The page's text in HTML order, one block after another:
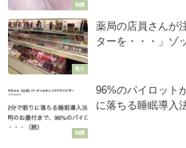
知識
怒り
薬局の店員さんが
ターを・・・」ゾ
知識
96%のパイロット
に落ちる睡眠導入